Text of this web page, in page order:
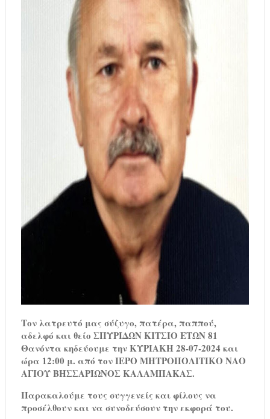
Τον λατρευτό μας σύζυγο, πατέρα, παππού,
αδελφό και θείο ΣΠΥΡΙΔΩΝ ΚΙΤΣΙΟ ΕΤΩΝ 81
Θανόντα κηδεύουμε την ΚΥΡΙΑΚΗ 28-07-2024 και
ώρα 12:00 μ. από τον ΙΕΡΟ ΜΗΤΡΟΠΟΛΙΤΙΚΟ ΝΑΟ
ΑΓΙΟΥ ΒΗΣΣΑΡΙΩΝΟΣ ΚΑΛΑΜΠΑΚΑΣ.
Παρακαλούμε τους συγγενείς και φίλους να
προσέλθουν και να συνοδεύσουν την εκφορά του.